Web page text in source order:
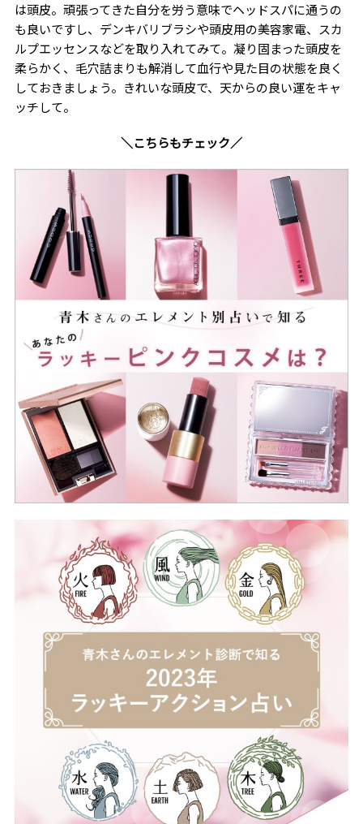
は頭皮。頑張ってきた自分を労う意味でヘッドスパに通うの
も良いですし、デンキバリブラシや頭皮用の美容家電、スカ
ルプエッセンスなどを取り入れてみて。凝り固まった頭皮を
柔らかく、毛穴詰まりも解消して血行や見た目の状態を良く
しておきましょう。きれいな頭皮で、天からの良い運をキャ
ッチして。
＼こちらもチェック／